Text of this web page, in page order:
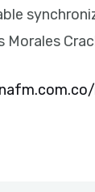
Morales